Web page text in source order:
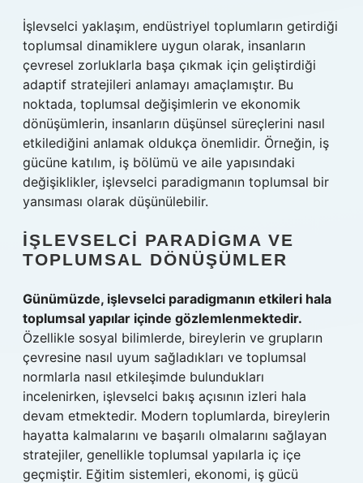
İşlevselci yaklaşım, endüstriyel toplumların getirdiği
toplumsal dinamiklere uygun olarak, insanların
çevresel zorluklarla başa çıkmak için geliştirdiği
adaptif stratejileri anlamayı amaçlamıştır. Bu
noktada, toplumsal değişimlerin ve ekonomik
dönüşümlerin, insanların düşünsel süreçlerini nasıl
etkilediğini anlamak oldukça önemlidir. Örneğin, iş
gücüne katılım, iş bölümü ve aile yapısındaki
değişiklikler, işlevselci paradigmanın toplumsal bir
yansıması olarak düşünülebilir.
İŞLEVSELCI PARADIGMA VE
TOPLUMSAL DÖNÜŞÜMLER
Günümüzde, işlevselci paradigmanın etkileri hala
toplumsal yapılar içinde gözlemlenmektedir.
Özellikle sosyal bilimlerde, bireylerin ve grupların
çevresine nasıl uyum sağladıkları ve toplumsal
normlarla nasıl etkileşimde bulundukları
incelenirken, işlevselci bakış açısının izleri hala
devam etmektedir. Modern toplumlarda, bireylerin
hayatta kalmalarını ve başarılı olmalarını sağlayan
stratejiler, genellikle toplumsal yapılarla iç içe
geçmiştir. Eğitim sistemleri, ekonomi, iş gücü